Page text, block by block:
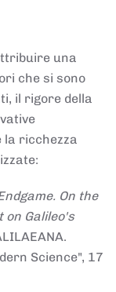
una
che si sono
il rigore della
la ricchezza
On the
on Galileo's
Science", 17